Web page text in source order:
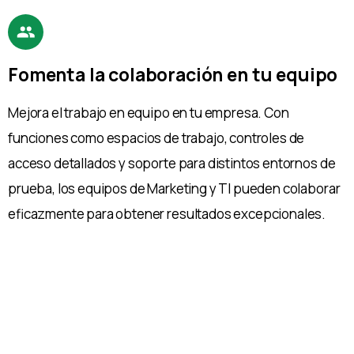
Fomenta la colaboración en tu equipo
Mejora el trabajo en equipo en tu empresa. Con
funciones como espacios de trabajo, controles de
acceso detallados y soporte para distintos entornos de
prueba, los equipos de Marketing y TI pueden colaborar
eficazmente para obtener resultados excepcionales.